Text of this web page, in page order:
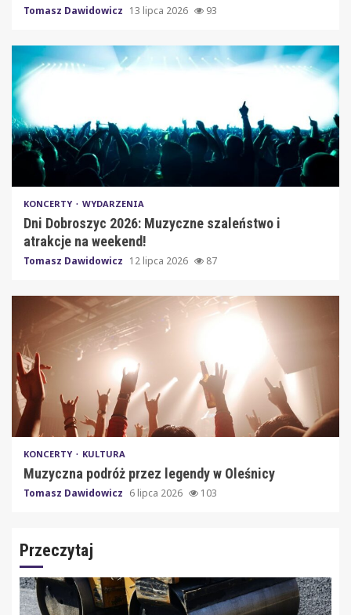
Tomasz Dawidowicz 13 lipca 2026 93
KONCERTY WYDARZENIA
Dni Dobroszyc 2026: Muzyczne szaleństwo i
atrakcje na weekend!
Tomasz Dawidowicz 12 lipca 2026 87
KONCERTY KULTURA
Muzyczna podróż przez legendy w Oleśnicy
Tomasz Dawidowicz 6 lipca 2026 103
Przeczytaj